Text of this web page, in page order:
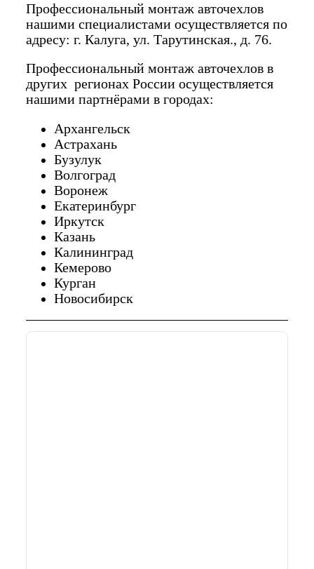
Профессиональный монтаж авточехлов
нашими специалистами осуществляется по
адресу: г. Калуга, ул. Тарутинская., д. 76.
Профессиональный монтаж авточехлов в
других регионах России осуществляется
нашими партнёрами в городах:
Архангельск
Астрахань
Бузулук
Волгоград
Воронеж
Екатеринбург
Иркутск
Казань
Калининград
Кемерово
Курган
Новосибирск